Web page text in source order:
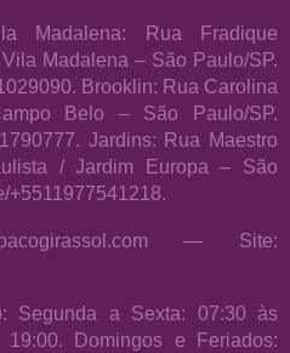
Madalena: Rua Fradique
Madalena – São Paulo/SP.
Brooklin: Rua Carolina
Belo – São Paulo/SP.
Jardins: Rua Maestro
/ Jardim Europa – São
+5511977541218.
— Site:
Segunda a Sexta: 07:30 às
Domingos e Feriados: